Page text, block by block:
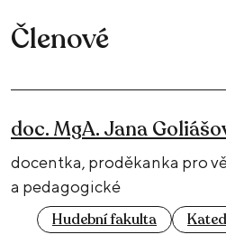
Členové
doc. MgA. Jana
docentka, proděkanka pro
a pedagogické
Hudební fakulta